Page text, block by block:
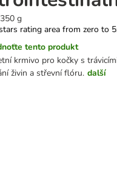
g
rating area from zero to
tento produkt
krmivo pro kočky s
živin a střevní flóru. další